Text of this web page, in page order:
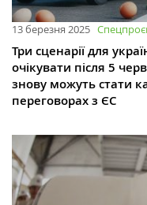
13 березня 2025
Три сценарії для
очікувати після 5
знову можуть стати
переговорах з ЄС